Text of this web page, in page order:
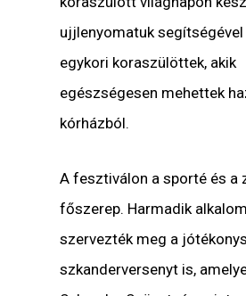
ujjlenyomatuk segítségével
egykori koraszülöttek, akik
egészségesen mehettek
kórházból.
A fesztiválon a sporté és a
főszerep. Harmadik
szervezték meg a
szkanderversenyt is,